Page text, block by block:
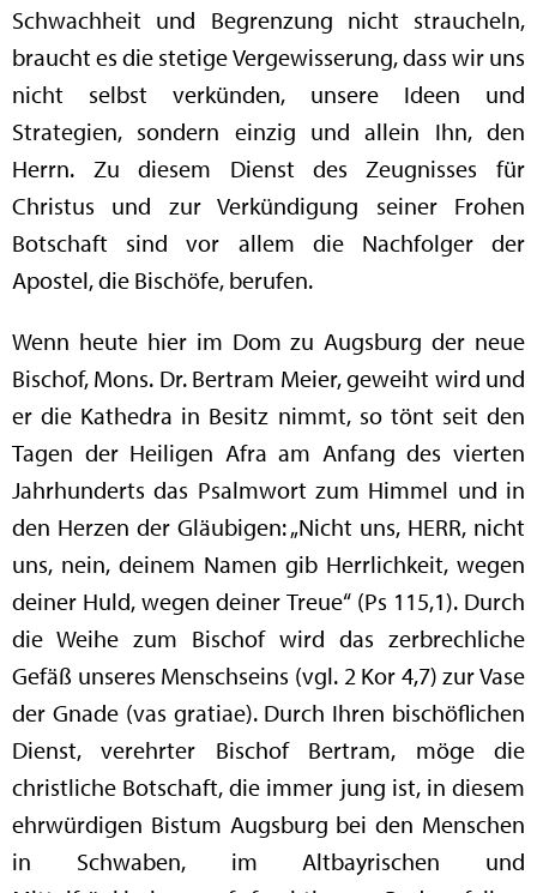
Schwachheit und Begrenzung nicht straucheln,
braucht es die stetige Vergewisserung, dass wir uns
nicht selbst verkünden, unsere Ideen und
Strategien, sondern einzig und allein Ihn, den
Herrn. Zu diesem Dienst des Zeugnisses für
Christus und zur Verkündigung seiner Frohen
Botschaft sind vor allem die Nachfolger der
Apostel, die Bischöfe, berufen.
Wenn heute hier im Dom zu Augsburg der neue
Bischof, Mons. Dr. Bertram Meier, geweiht wird und
er die Kathedra in Besitz nimmt, so tönt seit den
Tagen der Heiligen Afra am Anfang des vierten
Jahrhunderts das Psalmwort zum Himmel und in
den Herzen der Gläubigen: „Nicht uns, HERR, nicht
uns, nein, deinem Namen gib Herrlichkeit, wegen
deiner Huld, wegen deiner Treue“ (Ps 115,1). Durch
die Weihe zum Bischof wird das zerbrechliche
Gefäß unseres Menschseins (vgl. 2 Kor 4,7) zur Vase
der Gnade (vas gratiae). Durch Ihren bischöflichen
Dienst, verehrter Bischof Bertram, möge die
christliche Botschaft, die immer jung ist, in diesem
ehrwürdigen Bistum Augsburg bei den Menschen
in Schwaben, im Altbayrischen und